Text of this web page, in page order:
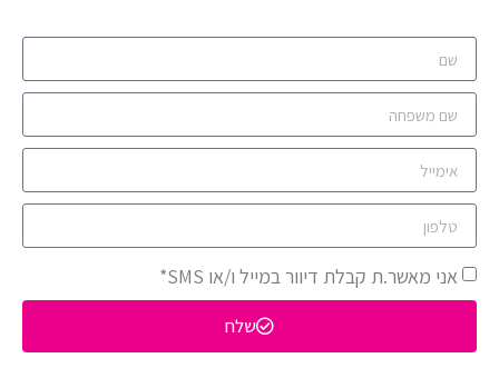
אני מאשר.ת קבלת דיוור במייל ו/או SMS*
שלח